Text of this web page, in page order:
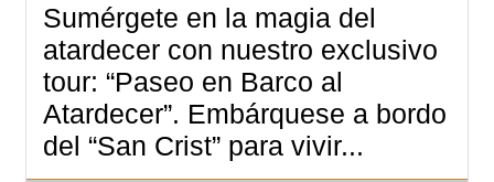
Sumérgete en la magia del
atardecer con nuestro exclusivo
tour: “Paseo en Barco al
Atardecer”. Embárquese a bordo
del “San Crist” para vivir...